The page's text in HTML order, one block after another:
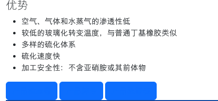
优势
空气、气体和水蒸气的渗透性低
较低的玻璃化转变温度，与普通丁基橡胶类似
多样的硫化体系
硫化速度快
加工安全性：不含亚硝胺或其前体物